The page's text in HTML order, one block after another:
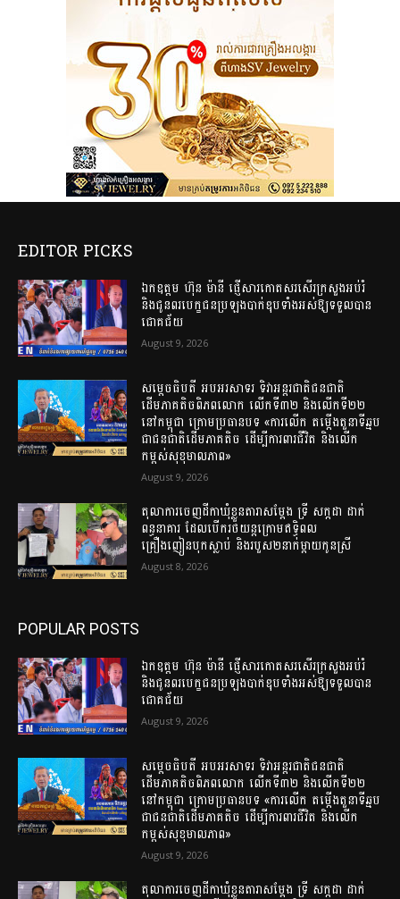
EDITOR PICKS
ឯកឧត្តម ហ៊ុន ម៉ានី ផ្ញើសារកោតសរសើរក្រសួងអប់រំ
និងជូនពរបេក្ខជនប្រឡងបាក់ឌុបទាំងអស់ឱ្យទទួលបាន
ជោគជ័យ
August 9, 2026
សម្តេចធិបតី អបអរសាទរ ទិវាអន្តរជាតិជនជាតិ
ដើមភាគតិចពិភពលោក លើកទី៣២ និងលើកទី២២
នៅកម្ពុជា ក្រោមប្រធានបទ «ការលើក តម្កើងតួនាទីឆ្មប
ជាជនជាតិដើមភាគតិច ដើម្បីការពារជីវិត និងលើក
កម្ពស់សុខុមាលភាព»
August 9, 2026
តុលាការចេញដីកាឃុំខ្លួនតារាសម្តែង ទ្រី សក្កដា ដាក់
ពន្ធនាគារ ដែលបើករថយន្តក្រោមឥទ្ធិពល
គ្រឿងញៀនបុកស្លាប់ និងរបួស២នាក់ម្តាយកូនស្រី
August 8, 2026
POPULAR POSTS
ឯកឧត្តម ហ៊ុន ម៉ានី ផ្ញើសារកោតសរសើរក្រសួងអប់រំ
និងជូនពរបេក្ខជនប្រឡងបាក់ឌុបទាំងអស់ឱ្យទទួលបាន
ជោគជ័យ
August 9, 2026
សម្តេចធិបតី អបអរសាទរ ទិវាអន្តរជាតិជនជាតិ
ដើមភាគតិចពិភពលោក លើកទី៣២ និងលើកទី២២
នៅកម្ពុជា ក្រោមប្រធានបទ «ការលើក តម្កើងតួនាទីឆ្មប
ជាជនជាតិដើមភាគតិច ដើម្បីការពារជីវិត និងលើក
កម្ពស់សុខុមាលភាព»
August 9, 2026
តុលាការចេញដីកាឃុំខ្លួនតារាសម្តែង ទ្រី សក្កដា ដាក់